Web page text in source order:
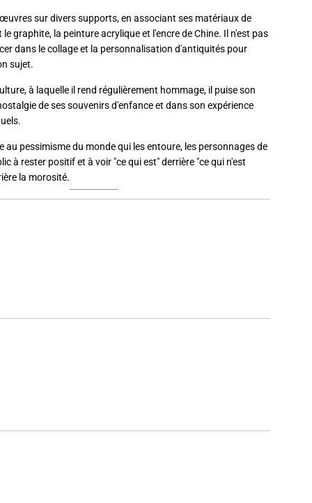
sur divers supports, en associant ses matériaux de
graphite, la peinture acrylique et l'encre de Chine. Il n'est pas
dans le collage et la personnalisation d'antiquités pour
sujet.
à laquelle il rend régulièrement hommage, il puise son
de ses souvenirs d'enfance et dans son expérience
au pessimisme du monde qui les entoure, les personnages de
à rester positif et à voir "ce qui est" derrière "ce qui n'est
la morosité.